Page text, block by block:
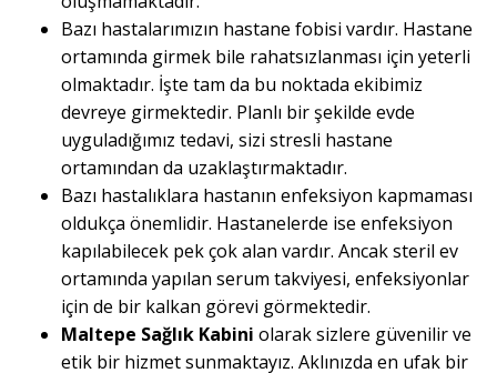
Bazı hastalarımızın hastane fobisi vardır. Hastane
ortamında girmek bile rahatsızlanması için yeterli
olmaktadır. İşte tam da bu noktada ekibimiz
devreye girmektedir. Planlı bir şekilde evde
uyguladığımız tedavi, sizi stresli hastane
ortamından da uzaklaştırmaktadır.
Bazı hastalıklara hastanın enfeksiyon kapmaması
oldukça önemlidir. Hastanelerde ise enfeksiyon
kapılabilecek pek çok alan vardır. Ancak steril ev
ortamında yapılan serum takviyesi, enfeksiyonlar
için de bir kalkan görevi görmektedir.
Maltepe Sağlık Kabini olarak sizlere güvenilir ve
etik bir hizmet sunmaktayız. Aklınızda en ufak bir